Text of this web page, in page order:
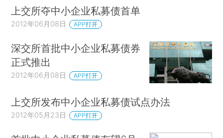
上交所夺中小企业私募债首单
2012年06月08日 APP打开
深交所首批中小企业私募债券
正式推出
2012年06月08日 APP打开
上交所发布中小企业私募债试点办法
2012年05月23日 APP打开